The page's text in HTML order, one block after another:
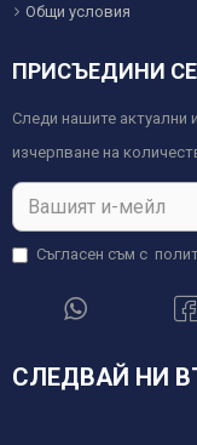
Общи условия
ПРИСЪЕДИНИ
Следи нашите актуални
изчерпване на
Съгласен съм с
СЛЕДВАЙ НИ